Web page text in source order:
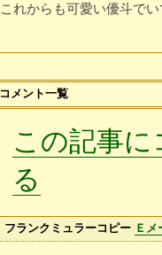
これからも可愛い優斗で
コメント一覧
この記事
る
フランクミュラーコピー Ｅメ